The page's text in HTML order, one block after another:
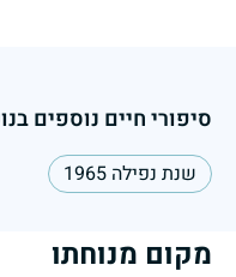
סיפורי חיים נוספים
שנת נפילה 1965
מקום מנוחתו